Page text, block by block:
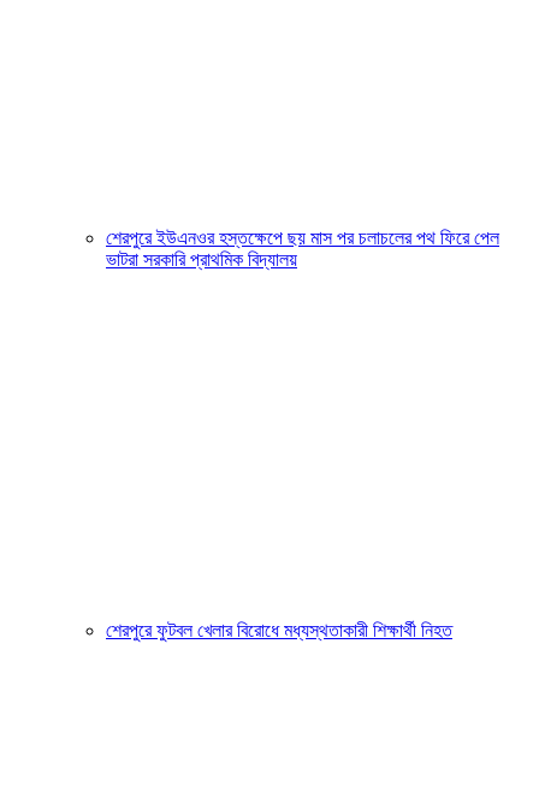
শেরপুরে ইউএনওর হস্তক্ষেপে ছয় মাস পর চলাচলের পথ ফিরে পেল
ভাটরা সরকারি প্রাথমিক বিদ্যালয়
শেরপুরে ফুটবল খেলার বিরোধে মধ্যস্থতাকারী শিক্ষার্থী নিহত